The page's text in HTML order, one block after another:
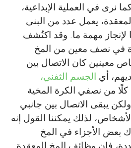
نرى في العملية الإبداعية،
يعمل عدد من البنى
لإنجاز مهمة ما. وقد اكتُشف
في نصف معين من المخ
معينين كان الاتصال بين
أي الجسم الثفني،
من نصفي الكرة المخية
يبقى الاتصال بين جانبي
لذلك يمكننا القول إنه
بعض الأجزاء في المخ